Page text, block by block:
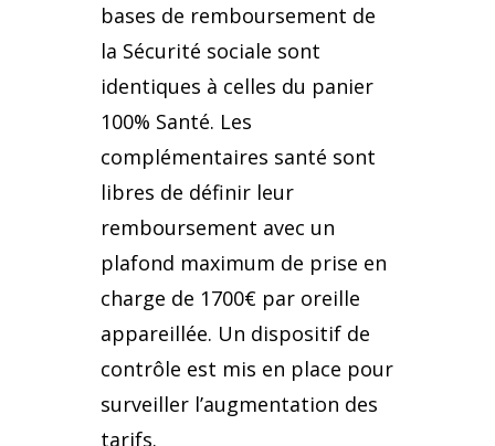
bases de remboursement de
la Sécurité sociale sont
identiques à celles du panier
100% Santé. Les
complémentaires santé sont
libres de définir leur
remboursement avec un
plafond maximum de prise en
charge de 1700€ par oreille
appareillée. Un dispositif de
contrôle est mis en place pour
surveiller l’augmentation des
tarifs.